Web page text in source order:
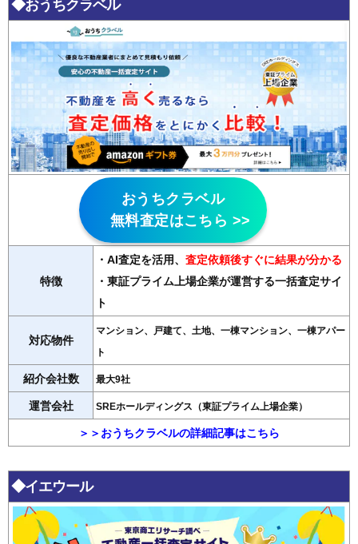
◆おうちクラベル
おうちクラベル
無料査定はこちら >>
特徴
・AI査定を活用、 査定依頼後すぐに結果が分かる
・東証プライム上場企業が運営する一括査定サイ
ト
対応物件
マンション、戸建て、土地、一棟マンション、一棟アパー
ト
紹介会社数 最大9社
運営会社 SREホールディングス（東証プライム上場企業）
＞＞おうちクラベルの詳細記事はこちら
◆イエウール